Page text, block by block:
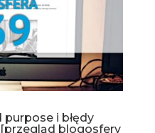
i błędy
blogosfery